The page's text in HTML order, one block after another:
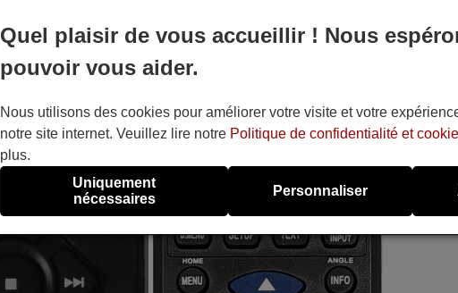
Quel plaisir de vous accueillir ! Nous
pouvoir vous aider.
Nous utilisons des cookies pour améliorer votre visite et votre
notre site internet. Veuillez lire notre Politique de confidentialité et
plus.
Uniquement
nécessaires
Personnaliser